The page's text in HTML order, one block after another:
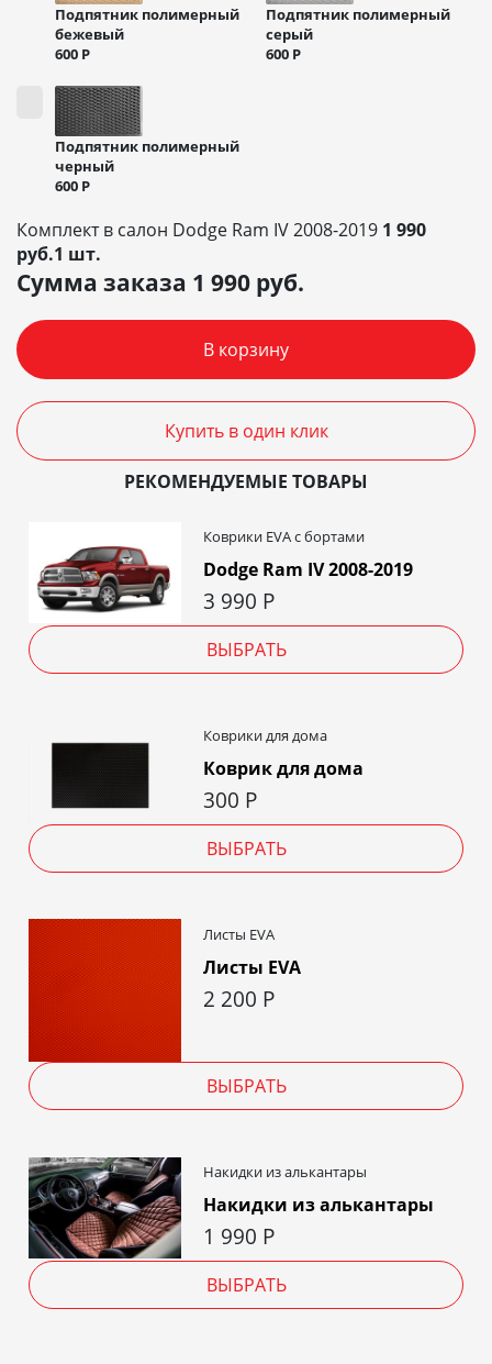
Подпятник полимерный
бежевый
600 Р
Подпятник полимерный
серый
600 Р
Подпятник полимерный
черный
600 Р
Комплект в салон Dodge Ram IV 2008-2019 1 990
руб.1 шт.
Сумма заказа 1 990 руб.
В корзину
Купить в один клик
РЕКОМЕНДУЕМЫЕ ТОВАРЫ
Коврики EVA c бортами
Dodge Ram IV 2008-2019
3 990 Р
ВЫБРАТЬ
Коврики для дома
Коврик для дома
300 Р
ВЫБРАТЬ
Листы EVA
Листы EVA
2 200 Р
ВЫБРАТЬ
Накидки из алькантары
Накидки из алькантары
1 990 Р
ВЫБРАТЬ